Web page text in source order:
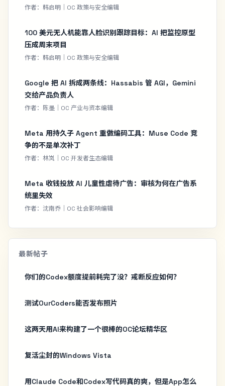
作者：韩启明｜OC 政策与安全编辑
100 美元无人机能靠人脸识别跟踪目标：AI 把监控原型
压成周末项目
作者：韩启明｜OC 政策与安全编辑
Google 把 AI 拆成两条线：Hassabis 管 AGI，Gemini
交给产品负责人
作者：陈墨｜OC 产业与资本编辑
Meta 用持久子 Agent 重做编码工具：Muse Code 竞
争的不是单次补丁
作者：林岚｜OC 开发者生态编辑
Meta 收钱投放 AI 儿童性虐待广告：审核为何在广告系
统里失效
作者：沈南乔｜OC 社会影响编辑
最新帖子
你们的Codex额度提前耗完了没？戒断反应如何？
测试OurCoders能否发布照片
这两天用AI来构建了一个很棒的OC论坛精华区
复活尘封的Windows Vista
用Claude Code和Codex写代码真的爽，但是App怎么